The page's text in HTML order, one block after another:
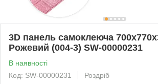
3D панель самоклеюча
Рожевий (004-3) SW-00000231
В наявності
Код: SW-00000231
Роздріб